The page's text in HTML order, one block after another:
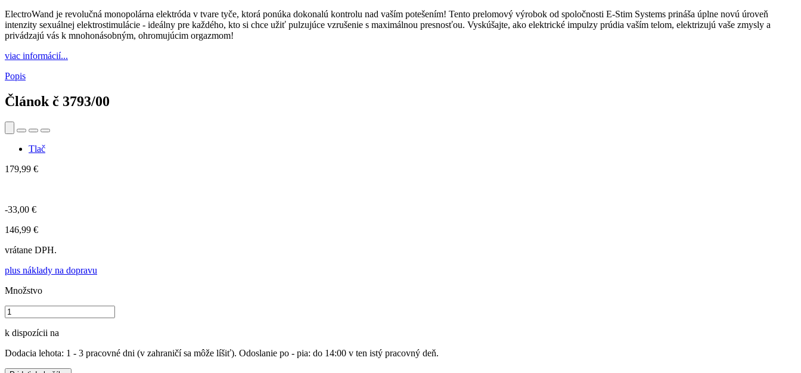
ElectroWand je revolučná monopolárna elektróda v tvare tyče, ktorá ponúka dokonalú kontrolu nad vaším potešením! Tento prelomový výrobok od spoločnosti E-Stim Systems prináša úplne novú úroveň
intenzity sexuálnej elektrostimulácie - ideálny pre každého, kto si chce užiť pulzujúce vzrušenie s maximálnou presnosťou. Vyskúšajte, ako elektrické impulzy prúdia vaším telom, elektrizujú vaše zmysly a
privádzajú vás k mnohonásobným, ohromujúcim orgazmom!
viac informácií...
Popis
Článok č 3793/00
Tlač
179,99 €
-33,00 €
146,99 €
vrátane DPH.
plus náklady na dopravu
Množstvo
k dispozícii na
Dodacia lehota: 1 - 3 pracovné dni (v zahraničí sa môže líšiť). Odoslanie po - pia: do 14:00 v ten istý pracovný deň.